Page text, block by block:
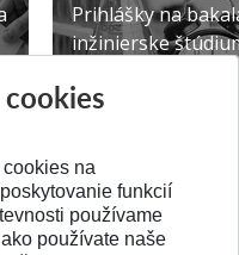
Prihlášky na
inžinierske
Publikované
na
funkcií
používame
používate naše